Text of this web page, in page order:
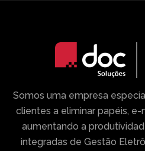
Somos uma empresa
clientes a eliminar papéis,
aumentando a
integradas de Gestão